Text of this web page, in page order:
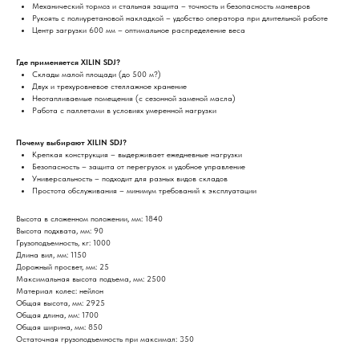
Механический тормоз и стальная защита – точность и безопасность маневров
Рукоять с полиуретановой накладкой – удобство оператора при длительной работе
Центр загрузки 600 мм – оптимальное распределение веса
Где применяется XILIN SDJ?
Склады малой площади (до 500 м?)
Двух и трехуровневое стеллажное хранение
Неотапливаемые помещения (с сезонной заменой масла)
Работа с паллетами в условиях умеренной нагрузки
Почему выбирают XILIN SDJ?
Крепкая конструкция – выдерживает ежедневные нагрузки
Безопасность – защита от перегрузок и удобное управление
Универсальность – подходит для разных видов складов
Простота обслуживания – минимум требований к эксплуатации
Высота в сложенном положении, мм: 1840
Высота подхвата, мм: 90
Грузоподъемность, кг: 1000
Длина вил, мм: 1150
Дорожный просвет, мм: 25
Максимальная высота подъема, мм: 2500
Материал колес: нейлон
Общая высота, мм: 2925
Общая длина, мм: 1700
Общая ширина, мм: 850
Остаточная грузоподъемность при максимал: 350